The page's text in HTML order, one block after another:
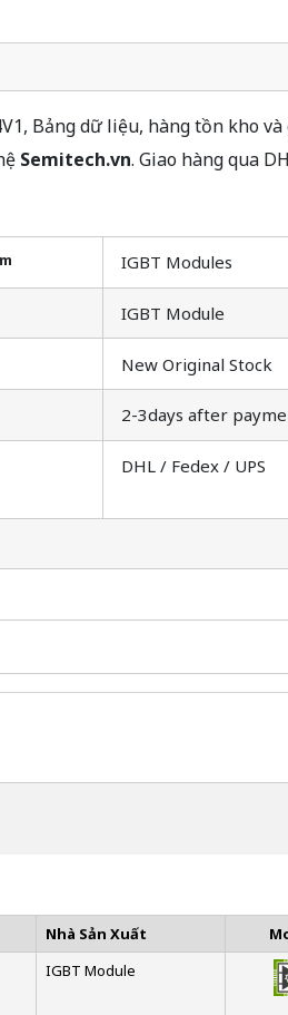
Bảng dữ liệu, hàng tồn kho
Semitech.vn. Giao hàng qua
IGBT Modules
IGBT Module
New Original Stock
2-3days after
DHL / Fedex / UPS
Nhà Sản Xuất
IGBT Module